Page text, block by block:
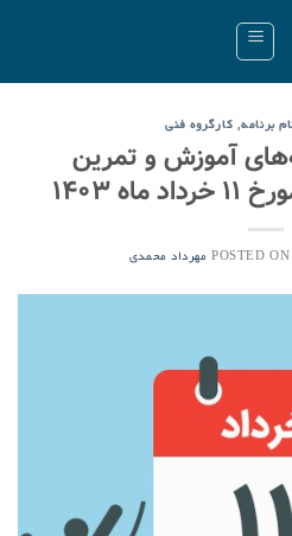
برنامه, کارگروه فنی
آموزش و تمرین
۱۴۰۳
POSTED ON مهرداد محمدی